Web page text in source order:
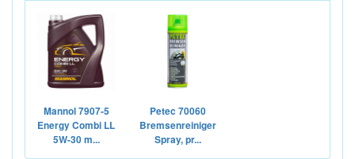
Mannol 7907-5
Energy Combi LL
5W-30 m...
Petec 70060
Bremsenreiniger
Spray, pr...